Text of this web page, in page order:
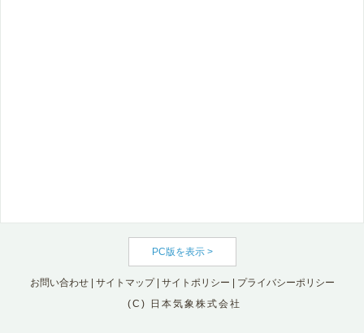
PC版を表示 >
お問い合わせ| サイトマップ| サイトポリシー
プライバシーポリシー
(C) 日本気象株式会社